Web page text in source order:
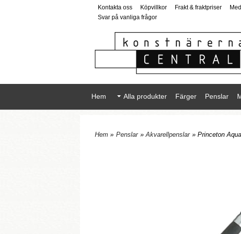
Kontakta oss Köpvillkor Frakt & fraktpriser
Svar på vanliga frågor
Hem Alla produkter Färger Penslar
Hem » Penslar »Akvarellpenslar » Princeton